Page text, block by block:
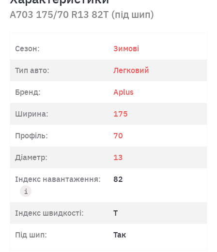
A703 175/70 R13 82T (під шип)
Сезон: Зимові
Тип авто: Легковий
Бренд: Aplus
Ширина: 175
Профіль: 70
Діаметр: 13
Індекс навантаження: 82
Індекс швидкості: T
Під шип: Так